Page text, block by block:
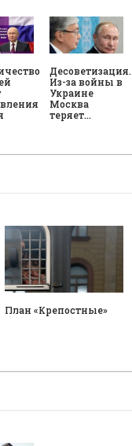
Десоветизация.
Из-за войны в
Украине
Москва
теряет…
План «Крепостные»